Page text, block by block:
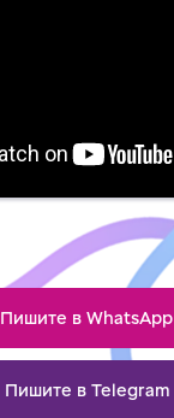
Пишите в WhatsApp
Пишите в Telegram